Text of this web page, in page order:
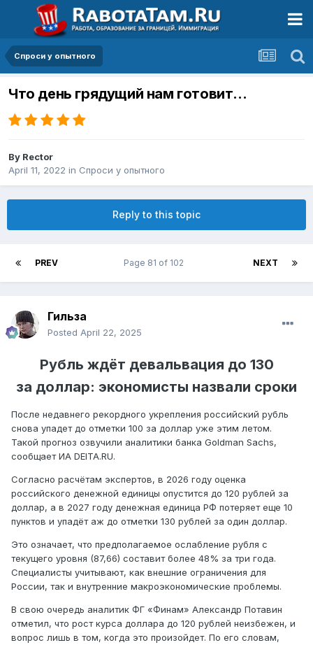
Спроси у опытного
Что день грядущий нам готовит…
By Rector
April 11, 2022 in Спроси у опытного
Reply to this topic
PREV NEXT
Page 81 of 102
Гильза
Posted April 22, 2025
Рубль ждёт девальвация до 130
за доллар: экономисты назвали сроки
После недавнего рекордного укрепления российский рубль
снова упадет до отметки 100 за доллар уже этим летом.
Такой прогноз озвучили аналитики банка Goldman Sachs,
сообщает ИА DEITA.RU.
Согласно расчётам экспертов, в 2026 году оценка
российского денежной единицы опустится до 120 рублей за
доллар, а в 2027 году денежная единица РФ потеряет еще 10
пунктов и упадёт аж до отметки 130 рублей за один доллар.
Это означает, что предполагаемое ослабление рубля с
текущего уровня (87,66) составит более 48% за три года.
Специалисты учитывают, как внешние ограничения для
России, так и внутренние макроэкономические проблемы.
В свою очередь аналитик ФГ «Финам» Александр Потавин
отметил, что рост курса доллара до 120 рублей неизбежен, и
вопрос лишь в том, когда это произойдет. По его словам,